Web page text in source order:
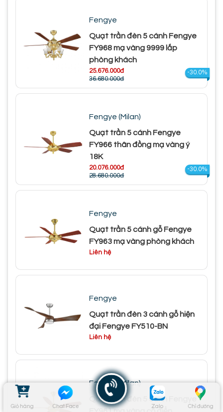
Giỏ hàng Chat Face Zalo Chỉ đường
Fengye
Quạt trần đèn 5 cánh Fengye
FY968 mạ vàng 9999 lắp
phòng khách
25.676.000đ
36.680.000đ
-30.0%
Fengye (Milan)
Quạt trần 5 cánh Fengye
FY966 thân đồng mạ vàng ý
18K
20.076.000đ
28.680.000đ
-30.0%
Fengye
Quạt trần 5 cánh gỗ Fengye
FY963 mạ vàng phòng khách
Liên hệ
Fengye
Quạt trần đèn 3 cánh gỗ hiện
đại Fengye FY510-BN
Liên hệ
Fengye (Milan)
Quạt trần đèn 5 cánh Fengye